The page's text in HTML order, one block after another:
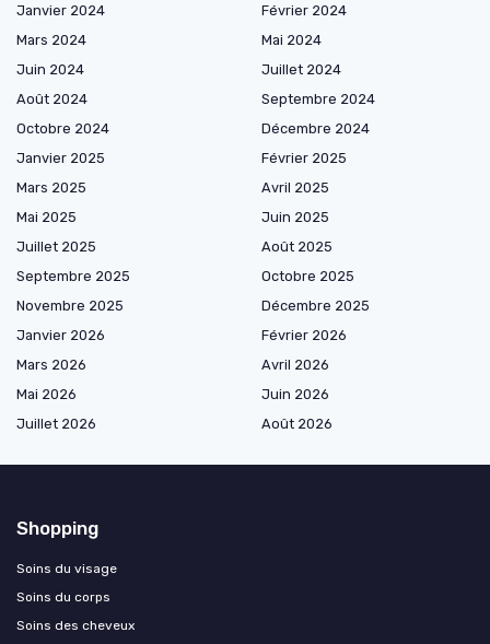
Janvier 2024
Février 2024
Mars 2024
Mai 2024
Juin 2024
Juillet 2024
Août 2024
Septembre 2024
Octobre 2024
Décembre 2024
Janvier 2025
Février 2025
Mars 2025
Avril 2025
Mai 2025
Juin 2025
Juillet 2025
Août 2025
Septembre 2025
Octobre 2025
Novembre 2025
Décembre 2025
Janvier 2026
Février 2026
Mars 2026
Avril 2026
Mai 2026
Juin 2026
Juillet 2026
Août 2026
Shopping
Soins du visage
Soins du corps
Soins des cheveux